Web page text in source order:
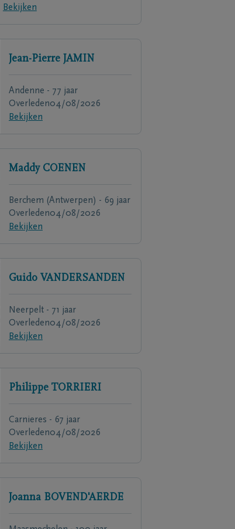
Bekijken
Jean-Pierre JAMIN
Andenne - 77 jaar
Overleden04/08/2026
Bekijken
Maddy COENEN
Berchem (Antwerpen) - 69 jaar
Overleden04/08/2026
Bekijken
Guido VANDERSANDEN
Neerpelt - 71 jaar
Overleden04/08/2026
Bekijken
Philippe TORRIERI
Carnieres - 67 jaar
Overleden04/08/2026
Bekijken
Joanna BOVEND'AERDE